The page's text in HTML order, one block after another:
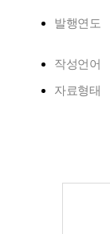
발행연도
작성언어
자료형태